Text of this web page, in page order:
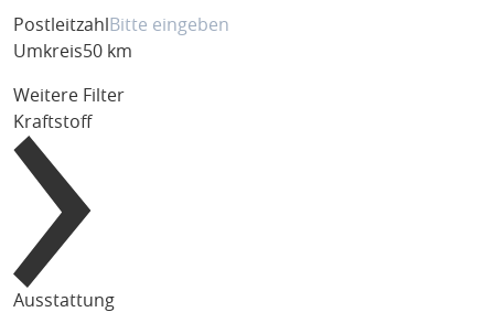
Postleitzahl
Umkreis50 km
Weitere Filter
Kraftstoff
Ausstattung